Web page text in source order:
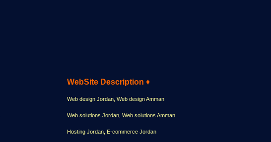
♦
WebSite Description
Web design Jordan, Web design Amman
Web solutions Jordan, Web solutions Amman
Hosting Jordan, E-commerce Jordan